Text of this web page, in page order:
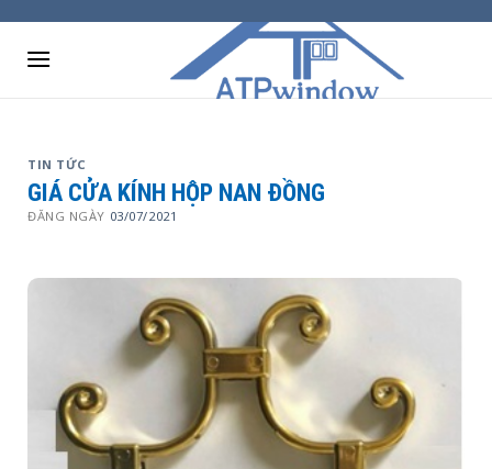
content
TIN TỨC
GIÁ CỬA KÍNH HỘP NAN ĐỒNG
ĐĂNG NGÀY 03/07/2021